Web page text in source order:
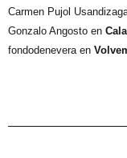
Carmen Pujol
Gonzalo Angosto en
fondodeneveraen